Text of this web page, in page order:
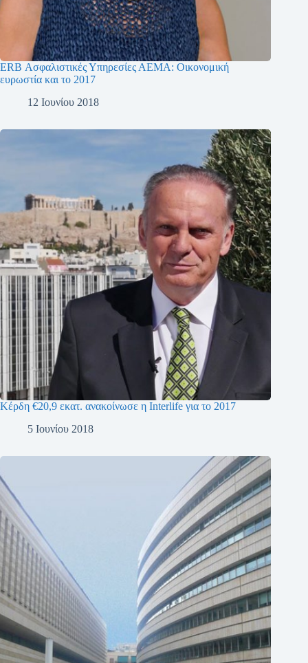
ERB Ασφαλιστικές Υπηρεσίες ΑΕΜΑ: Οικονομική
ευρωστία και το 2017
12 Ιουνίου 2018
Κέρδη €20,9 εκατ. ανακοίνωσε η Interlife για το 2017
5 Ιουνίου 2018